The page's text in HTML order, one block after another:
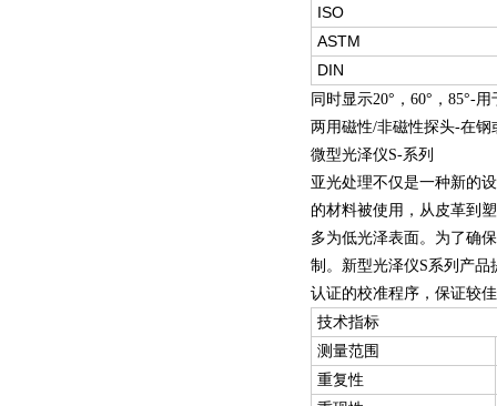
ISO
ASTM
DIN
同时显示20°，60°，85°-
两用磁性/非磁性探头-在
微型光泽仪S-系列
亚光处理不仅是一种新的
的材料被使用，从皮革到
多为低光泽表面。为了确
制。新型光泽仪S系列产品
认证的校准程序，保证较
技术指标
测量范围
重复性